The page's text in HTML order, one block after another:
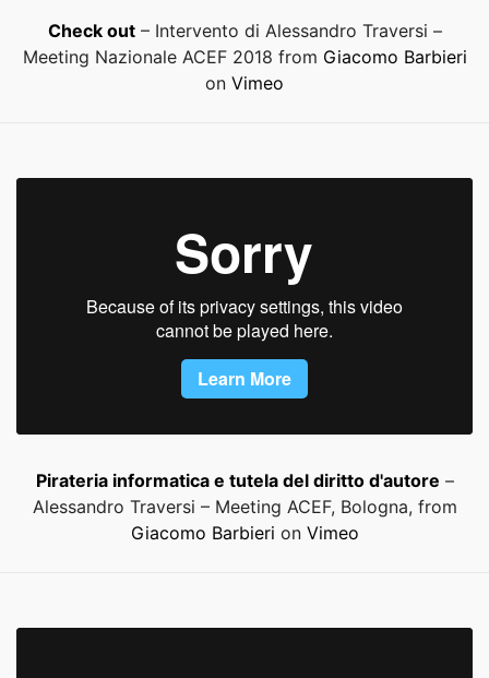
Check out– Intervento di Alessandro Traversi –
Meeting Nazionale ACEF 2018 from Giacomo Barbieri
on Vimeo
Pirateria informatica e tutela del diritto d'autore –
Alessandro Traversi – Meeting ACEF, Bologna, from
Giacomo Barbieri on Vimeo